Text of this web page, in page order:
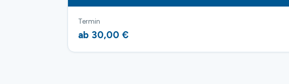
Termin
ab 30,00 €